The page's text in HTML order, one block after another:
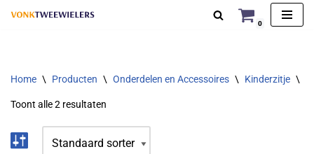
de
0
Home \ Producten \ Onderdelen en Accessoires \ Kinderzitje \
Toont alle 2 resultaten